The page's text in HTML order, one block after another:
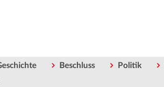
Beschluss Politik